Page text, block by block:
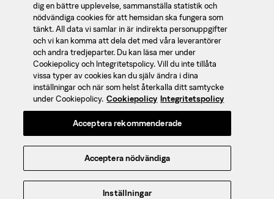
Hittamäklare är en
mäklarguide och
jämförelsetjänst av
mäklare, framtagen av
SBAB.
Ansvarig för sidans innehåll:
Sebastian Wickert © 2026 Booli
08 - 410 475 90
Om oss
Jobba med oss
Integritet
Cookies
Hantera cookies
Integritetspolicy
Användarvillkor
dig en bättre upplevelse, sammanställa statistik och
nödvändiga cookies för att hemsidan ska fungera som
tänkt. All data vi samlar in är indirekta personuppgifter
och vi kan komma att dela det med våra leverantörer
och andra tredjeparter. Du kan läsa mer under
Cookiepolicy och Integritetspolicy. Vill du inte tillåta
vissa typer av cookies kan du själv ändra i dina
inställningar och när som helst återkalla ditt samtycke
under Cookiepolicy. Cookiepolicy Integritetspolicy
Inställningar
Acceptera nödvändiga
Acceptera rekommenderade